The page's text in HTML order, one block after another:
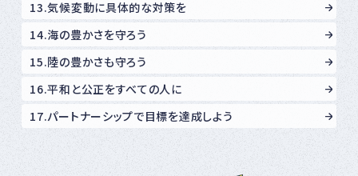
13.気候変動に具体的な対策を
14.海の豊かさを守ろう
15.陸の豊かさも守ろう
16.平和と公正をすべての人に
17.パートナーシップで目標を達成しよう